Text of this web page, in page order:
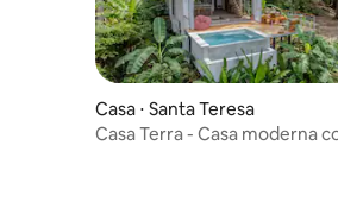
Casa ⋅ Santa Teresa
Casa Terra - Casa moderna